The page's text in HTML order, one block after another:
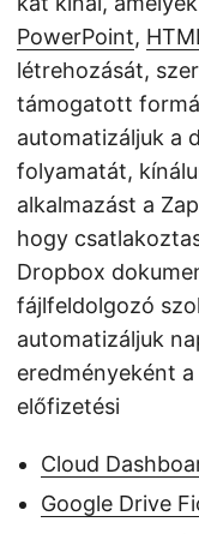
PowerPoint,
létrehozását,
támogatott
automatizáljuk a
folyamatát,
alkalmazást a
hogy
Dropbox
fájlfeldolgozó
automatizáljuk
eredményeként
előfizetési
Cloud
Google Drive